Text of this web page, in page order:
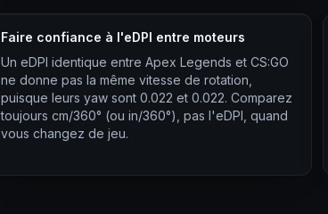
Faire confiance à l'eDPI entre moteurs
Un eDPI identique entre Apex Legends et CS:GO
ne donne pas la même vitesse de rotation,
puisque leurs yaw sont 0.022 et 0.022. Comparez
toujours cm/360° (ou in/360°), pas l'eDPI, quand
vous changez de jeu.